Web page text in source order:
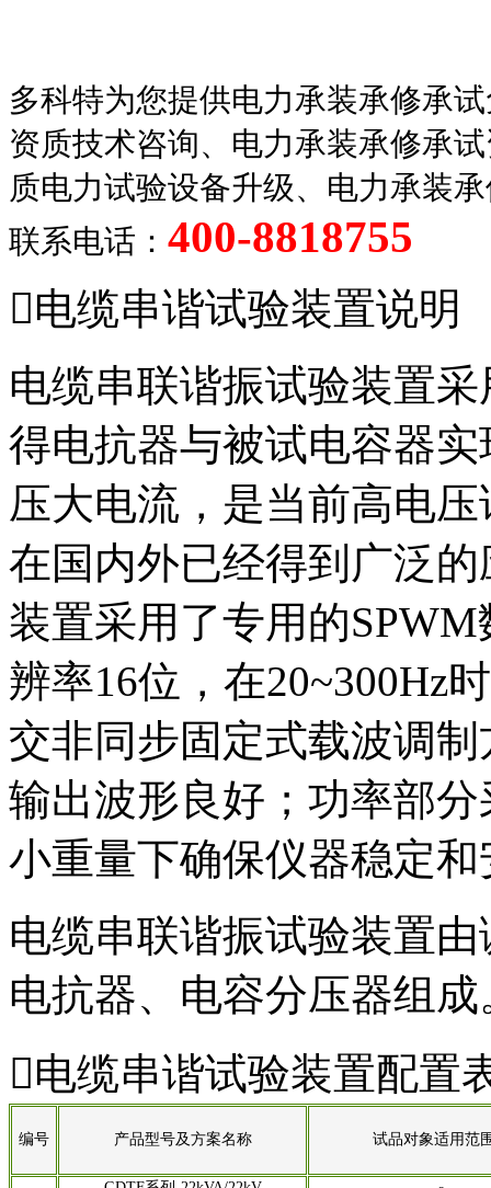
多科特为您提供电力承装承修承
资质技术咨询、电力承装承修承
质电力试验设备升级、电力承装
联系电话： 400-8818755
电缆串谐试验装置说明
电缆串联谐振试验装置
得电抗器与被试电容器
压大电流，是当前高电
在国内外已经得到广泛
装置采用了专用的
辨率16位，在20~300Hz
交非同步固定式载波调
输出波形良好；功率部
小重量下确保仪器稳定和
电缆串联谐振试验装置
电抗器、电容分压器组成
电缆串谐试验装置配置
编号 产品型号及方案名称 试品对象适用范